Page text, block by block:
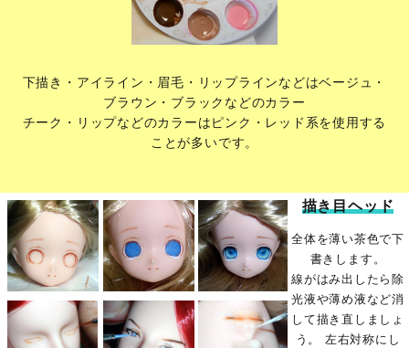
下描き・アイライン・眉毛・リップラインなどはベージュ・
ブラウン・ブラックなどのカラー
チーク・リップなどのカラーはピンク・レッド系を使用する
ことが多いです。
描き目ヘッド
全体を薄い茶色で下
書きします。
線がはみ出したら除
光液や薄め液など消
して描き直しましょ
う。 左右対称にし